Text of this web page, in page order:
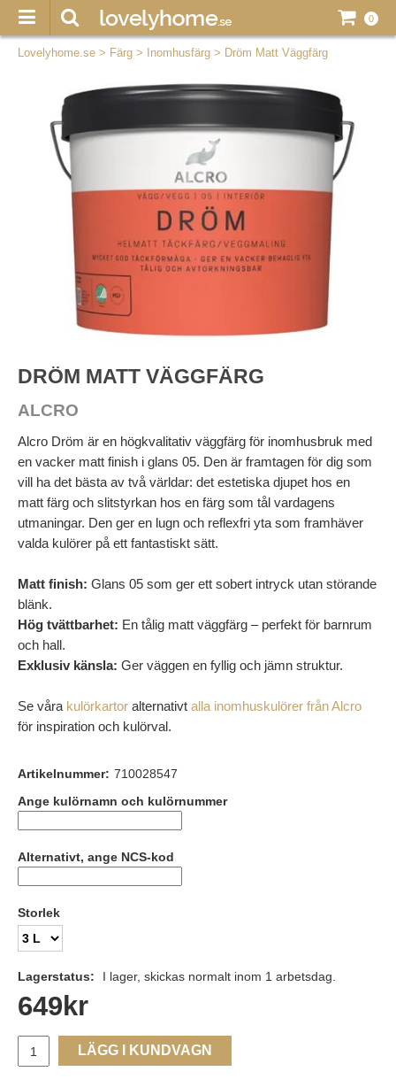
0
Lovelyhome.se > Färg > Inomhusfärg > Dröm Matt Väggfärg
DRÖM MATT VÄGGFÄRG
ALCRO
Alcro Dröm är en högkvalitativ väggfärg för inomhusbruk med
en vacker matt finish i glans 05. Den är framtagen för dig som
vill ha det bästa av två världar: det estetiska djupet hos en
matt färg och slitstyrkan hos en färg som tål vardagens
utmaningar. Den ger en lugn och reflexfri yta som framhäver
valda kulörer på ett fantastiskt sätt.
Matt finish: Glans 05 som ger ett sobert intryck utan störande
blänk.
Hög tvättbarhet: En tålig matt väggfärg – perfekt för barnrum
och hall.
Exklusiv känsla: Ger väggen en fyllig och jämn struktur.
Se våra kulörkartor alternativt alla inomhuskulörer från Alcro
för inspiration och kulörval.
Artikelnummer: 710028547
Ange kulörnamn och kulörnummer
Alternativt, ange NCS-kod
Storlek
Lagerstatus: I lager, skickas normalt inom 1 arbetsdag.
649 kr
LÄGG I KUNDVAGN